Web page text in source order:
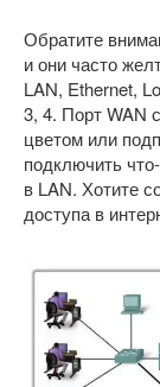
Обратите
и они часто
LAN, Ethernet,
3, 4. Порт WAN
цветом или
подключить
в LAN. Хотите
доступа в